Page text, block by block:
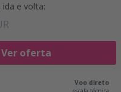
ida e volta:
Ver oferta
Voo direto